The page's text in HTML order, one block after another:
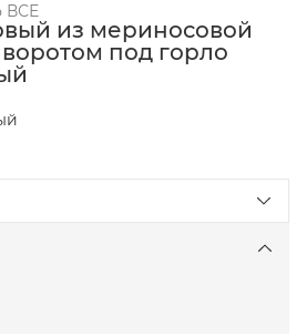
ВСЕ
из мериносовой
под горло